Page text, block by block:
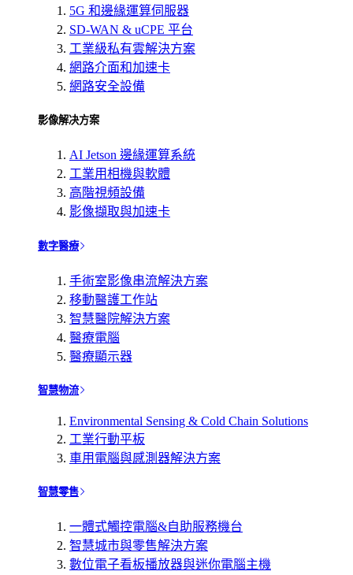
5G 和邊緣運算伺服器
SD-WAN & uCPE 平台
工業級私有雲解決方案
網路介面和加速卡
網路安全設備
影像解决方案
AI Jetson 邊緣運算系統
工業用相機與軟體
高階視頻設備
影像擷取與加速卡
數字醫療
手術室影像串流解決方案
移動醫護工作站
智慧醫院解決方案
醫療電腦
醫療顯示器
智慧物流
Environmental Sensing & Cold Chain Solutions
工業行動平板
車用電腦與感測器解決方案
智慧零售
一體式觸控電腦&自助服務機台
智慧城市與零售解決方案
數位電子看板播放器與迷你電腦主機